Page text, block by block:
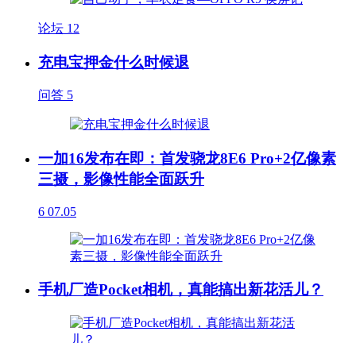
论坛 12
充电宝押金什么时候退
问答 5
一加16发布在即：首发骁龙8E6 Pro+2亿像素
三摄，影像性能全面跃升
6 07.05
手机厂造Pocket相机，真能搞出新花活儿？